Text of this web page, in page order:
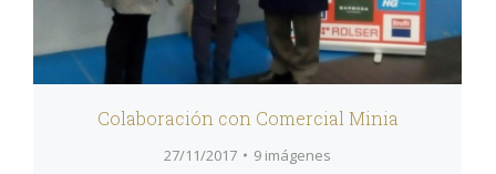
Colaboración con Comercial Minia
27/11/2017 9 imágenes